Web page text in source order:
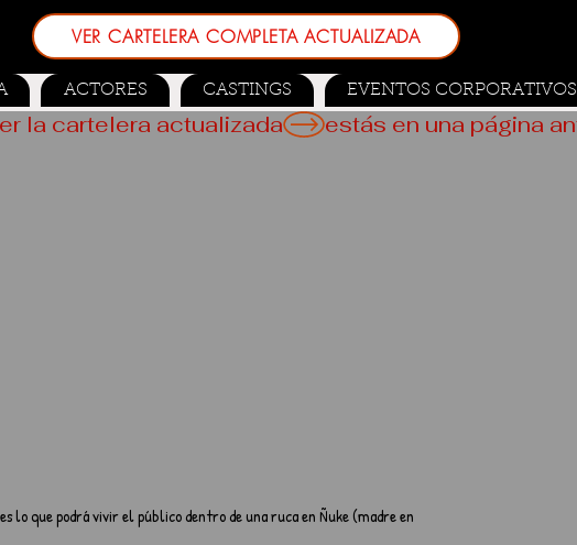
VER CARTELERA COMPLETA ACTUALIZADA
ACTORES CASTINGS EVENTOS CORPORATIVOS
lo que podrá vivir el público dentro de una ruca en Ñuke (madre en
la cartelera actualizada